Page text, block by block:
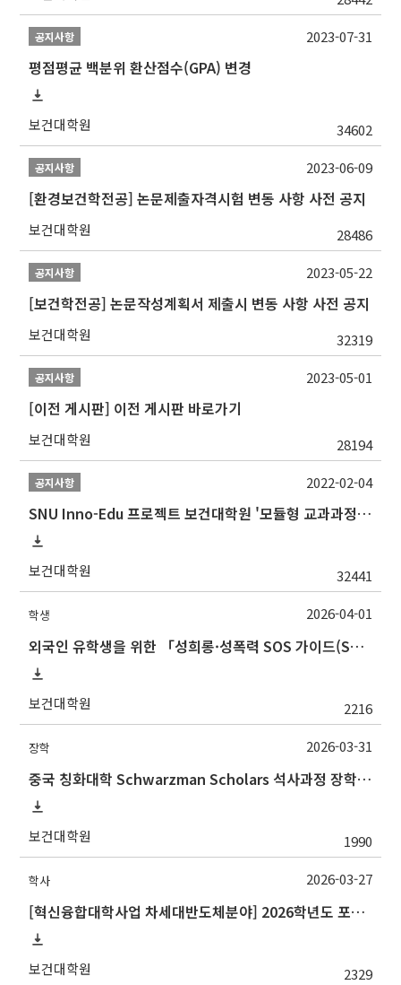
공지사항
평점평균 백분위 환산점수(GPA) 변경
보건대학원 34602
2023-07-31
공지사항
[환경보건학전공] 논문제출자격시험 변동 사항 사전 공지
보건대학원 28486
2023-06-09
공지사항
[보건학전공] 논문작성계획서 제출시 변동 사항 사전 공지
보건대학원 32319
2023-05-22
공지사항
[이전 게시판] 이전 게시판 바로가기
보건대학원 28194
2023-05-01
공지사항
SNU Inno-Edu 프로젝트 보건대학원 '모듈형 교과과정' 안내(revised 2022/2/28)
보건대학원 32441
2022-02-04
학생
외국인 유학생을 위한 「성희롱·성폭력 SOS 가이드(SOS Guide for International Students on Sexual Harassment and Sexual Violence)
보건대학원 2216
2026-04-01
장학
중국 칭화대학 Schwarzman Scholars 석사과정 장학 프로그램 안내
보건대학원 1990
2026-03-31
학사
[혁신융합대학사업 차세대반도체분야] 2026학년도 포항공과대학교 하계 계절학기 교류 수학 안내
보건대학원 2329
2026-03-27